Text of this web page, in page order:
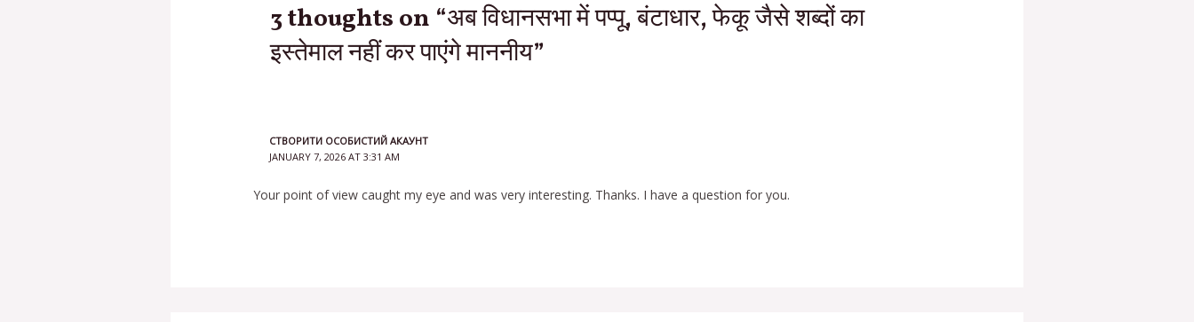
3 thoughts on “अब विधानसभा में पप्पू, बंटाधार, फेकू जैसे शब्दों का
इस्तेमाल नहीं कर पाएंगे माननीय”
СТВОРИТИ ОСОБИСТИЙ АКАУНТ
JANUARY 7, 2026 AT 3:31 AM
Your point of view caught my eye and was very interesting. Thanks. I have a question for you.